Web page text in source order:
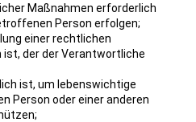
Maßnahmen erforderlich
Person erfolgen;
einer rechtlichen
der der Verantwortliche
ist, um lebenswichtige
Person oder einer anderen